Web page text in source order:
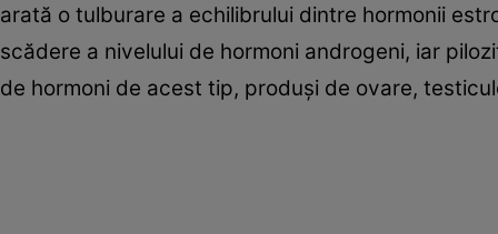
arată o tulburare a echilibrului dintre hormonii
scădere a nivelului de hormoni androgeni, iar
de hormoni de acest tip, produşi de ovare,